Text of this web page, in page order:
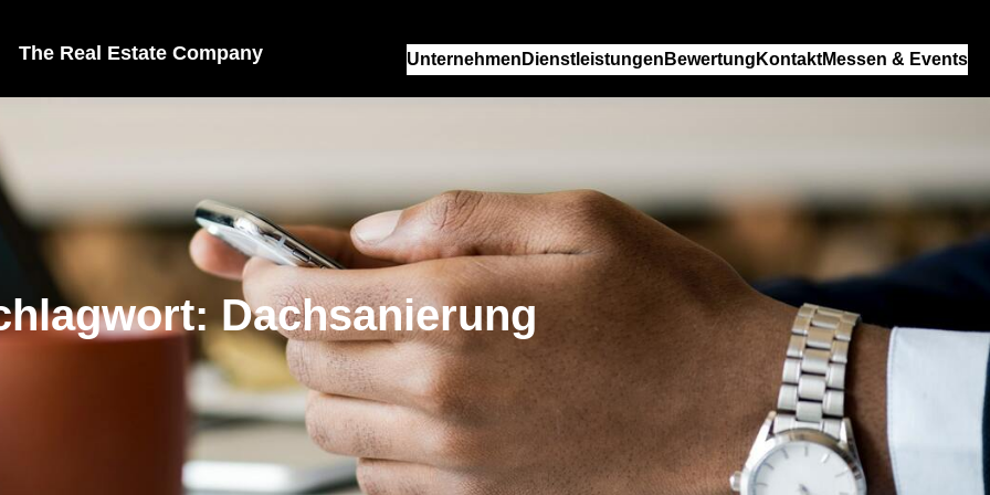
The Real Estate Company Unternehmen Dienstleistungen Bewertung KontaktMessen & Events
Dachsanierung